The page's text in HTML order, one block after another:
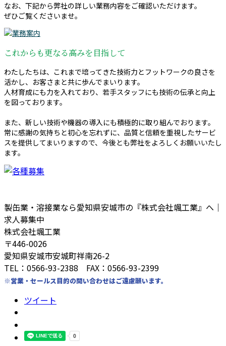
なお、下記から弊社の詳しい業務内容をご確認いただけます。
ぜひご覧くださいませ。
これからも更なる高みを目指して
わたしたちは、これまで培ってきた技術力とフットワークの良さを
活かし、お客さまと共に歩んでまいります。
人材育成にも力を入れており、若手スタッフにも技術の伝承と向上
を図っております。
また、新しい技術や機器の導入にも積極的に取り組んでおります。
常に感謝の気持ちと初心を忘れずに、品質と信頼を重視したサービ
スを提供してまいりますので、今後とも弊社をよろしくお願いいたし
ます。
製缶業・溶接業なら愛知県安城市の『株式会社颯工業』へ｜
求人募集中
株式会社颯工業
〒446-0026
愛知県安城市安城町祥南26-2
TEL：0566-93-2388 FAX：0566-93-2399
※営業・セールス目的の問い合わせはご遠慮願います。
ツイート